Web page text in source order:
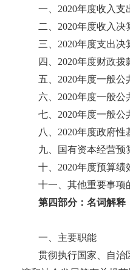
一、2020年度收入支
二、2020年度收入决
三、2020年度支出决
四、2020年度财政
五、2020年度一般
六、2020年度一般
七、2020年度一般
八、2020年度政府
九、国有资本经营预
十、2020年度预算绩
十一、其他重要事项
第四部分：名词解释
一、主要职能
贯彻执行国家、自治